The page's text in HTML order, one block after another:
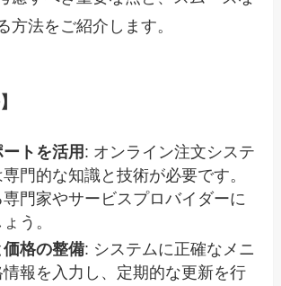
方法をご紹介します。
トを活用: オンライン注文システ
門的な知識と技術が必要です。
門家やサービスプロバイダーに
う。
格の整備: システムに正確なメニ
情報を入力し、定期的な更新を行